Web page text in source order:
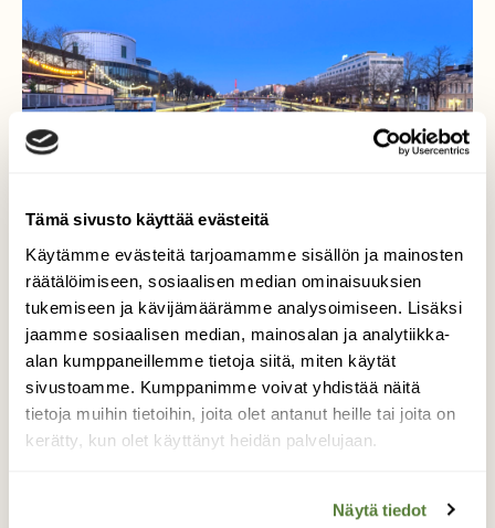
Tämä sivusto käyttää evästeitä
Käytämme evästeitä tarjoamamme sisällön ja mainosten
räätälöimiseen, sosiaalisen median ominaisuuksien
tukemiseen ja kävijämäärämme analysoimiseen. Lisäksi
jaamme sosiaalisen median, mainosalan ja analytiikka-
alan kumppaneillemme tietoja siitä, miten käytät
sivustoamme. Kumppanimme voivat yhdistää näitä
tietoja muihin tietoihin, joita olet antanut heille tai joita on
kerätty, kun olet käyttänyt heidän palvelujaan.
Näytä tiedot
Kevättä ilmassa…
Varhainen aamu Aurajoella kukkaloistossa
24.3.2026 Klo:05.50 Turku
Valokuvaaja: Juhani Peltonen, Turku 24.3.2026